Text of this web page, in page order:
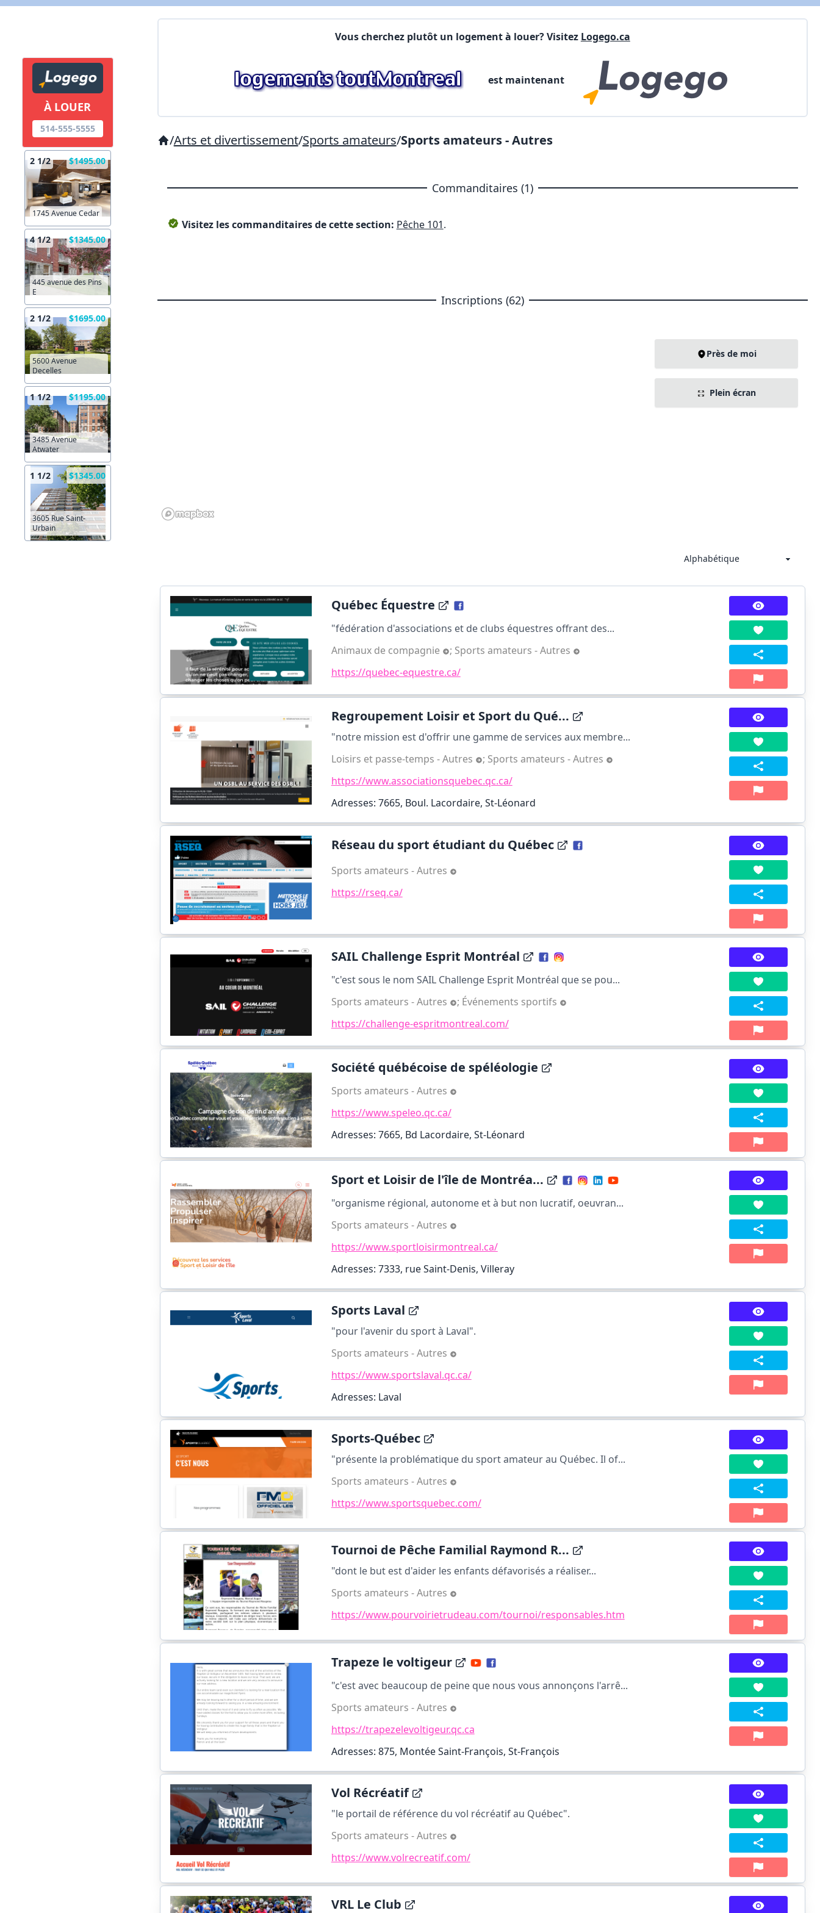
À LOUER
514-555-5555
2 1/2 $1495.00
1745 Avenue Cedar
4 1/2 $1345.00
445 avenue des Pins
E
2 1/2 $1695.00
5600 Avenue
Decelles
1 1/2 $1195.00
3485 Avenue
Atwater
1 1/2 $1345.00
3605 Rue Saint-
Urbain
Vous cherchez plutôt un logement à louer? Visitez Logego.ca
est maintenant
/Arts et divertissement/Sports amateurs/Sports amateurs - Autres
Commanditaires (1)
Visitez les commanditaires de cette section: Pêche 101.
Inscriptions (62)
Près de moi
Plein écran
Québec Équestre
"fédération d'associations et de clubs équestres offrant des...
Animaux de compagnie
; Sports amateurs - Autres
https://quebec-equestre.ca/
Regroupement Loisir et Sport du Qué...
"notre mission est d'offrir une gamme de services aux membre...
Loisirs et passe-temps - Autres
; Sports amateurs - Autres
https://www.associationsquebec.qc.ca/
Adresses: 7665, Boul. Lacordaire, St-Léonard
Réseau du sport étudiant du Québec
Sports amateurs - Autres
https://rseq.ca/
SAIL Challenge Esprit Montréal
"c'est sous le nom SAIL Challenge Esprit Montréal que se pou...
Sports amateurs - Autres
; Événements sportifs
https://challenge-espritmontreal.com/
Société québécoise de spéléologie
Sports amateurs - Autres
https://www.speleo.qc.ca/
Adresses: 7665, Bd Lacordaire, St-Léonard
Sport et Loisir de l'île de Montréa...
"organisme régional, autonome et à but non lucratif, oeuvran...
Sports amateurs - Autres
https://www.sportloisirmontreal.ca/
Adresses: 7333, rue Saint-Denis, Villeray
Sports Laval
"pour l'avenir du sport à Laval".
Sports amateurs - Autres
https://www.sportslaval.qc.ca/
Adresses: Laval
Sports-Québec
"présente la problématique du sport amateur au Québec. Il of...
Sports amateurs - Autres
https://www.sportsquebec.com/
Tournoi de Pêche Familial Raymond R...
"dont le but est d'aider les enfants défavorisés a réaliser...
Sports amateurs - Autres
https://www.pourvoirietrudeau.com/tournoi/responsables.htm
Trapeze le voltigeur
"c'est avec beaucoup de peine que nous vous annonçons l'arrê...
Sports amateurs - Autres
https://trapezelevoltigeur.qc.ca
Adresses: 875, Montée Saint-François, St-François
Vol Récréatif
"le portail de référence du vol récréatif au Québec".
Sports amateurs - Autres
https://www.volrecreatif.com/
VRL Le Club
Copier lien
X Fermer